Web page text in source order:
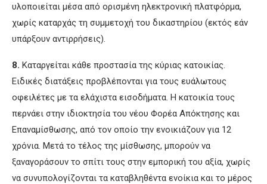
υλοποιείται μέσα από ορισμένη ηλεκτρονική πλατφόρμα,
χωρίς καταρχάς τη συμμετοχή του δικαστηρίου (εκτός εάν
υπάρξουν αντιρρήσεις).
8. Καταργείται κάθε προστασία της κύριας κατοικίας.
Ειδικές διατάξεις προβλέπονται για τους ευάλωτους
οφειλέτες με τα ελάχιστα εισοδήματα. Η κατοικία τους
περνάει στην ιδιοκτησία του νέου Φορέα Απόκτησης και
Επαναμίσθωσης, από τον οποίο την ενοικιάζουν για 12
χρόνια. Μετά το τέλος της μίσθωσης, μπορούν να
ξαναγοράσουν το σπίτι τους στην εμπορική του αξία, χωρίς
να συνυπολογίζονται τα καταβληθέντα ενοίκια και το μέρος